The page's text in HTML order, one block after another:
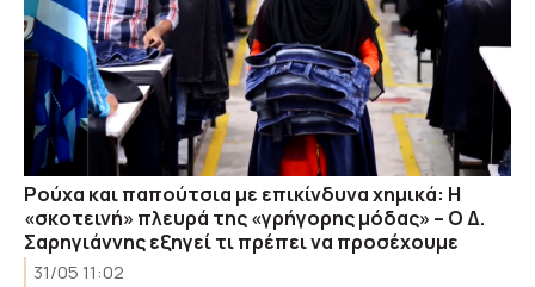
Ρούχα και παπούτσια με επικίνδυνα χημικά: Η
«σκοτεινή» πλευρά της «γρήγορης μόδας» – Ο Δ.
Σαρηγιάννης εξηγεί τι πρέπει να προσέχουμε
31/05 11:02